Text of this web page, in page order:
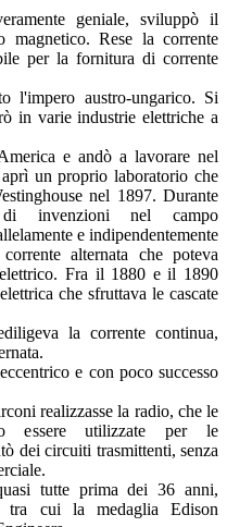
geniale, sviluppò il
magnetico. Rese la corrente
per la fornitura di corrente
l'impero austro-ungarico. Si
in varie industrie elettriche a
e andò a lavorare nel
un proprio laboratorio che
nel 1897. Durante
invenzioni nel campo
e indipendentemente
alternata che poteva
Fra il 1880 e il 1890
che sfruttava le cascate
la corrente continua,
e con poco successo
realizzasse la radio, che le
essere utilizzate per le
dei circuiti trasmittenti, senza
tutte prima dei 36 anni,
tra cui la medaglia Edison